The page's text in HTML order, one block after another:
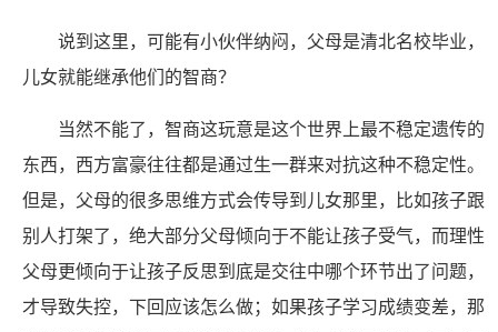
说到这里，可能有小伙伴纳闷，父母是清北名校毕业，
儿女就能继承他们的智商？
当然不能了，智商这玩意是这个世界上最不稳定遗传的
东西，西方富豪往往都是通过生一群来对抗这种不稳定性。
但是，父母的很多思维方式会传导到儿女那里，比如孩子跟
别人打架了，绝大部分父母倾向于不能让孩子受气，而理性
父母更倾向于让孩子反思到底是交往中哪个环节出了问题，
才导致失控，下回应该怎么做；如果孩子学习成绩变差，那